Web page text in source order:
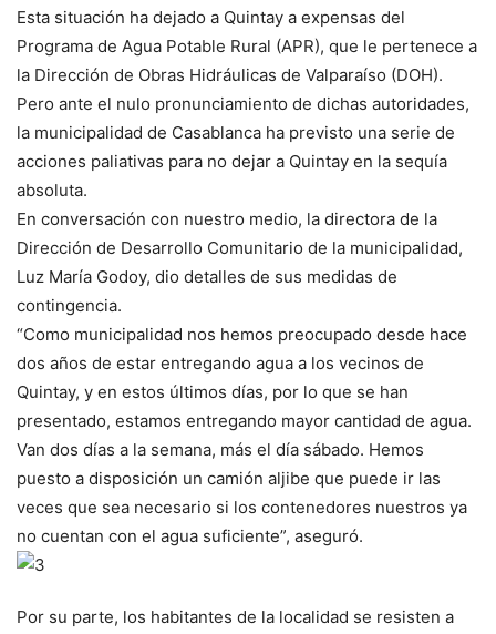
Esta situación ha dejado a Quintay a expensas del
Programa de Agua Potable Rural (APR), que le pertenece a
la Dirección de Obras Hidráulicas de Valparaíso (DOH).
Pero ante el nulo pronunciamiento de dichas autoridades,
la municipalidad de Casablanca ha previsto una serie de
acciones paliativas para no dejar a Quintay en la sequía
absoluta.
En conversación con nuestro medio, la directora de la
Dirección de Desarrollo Comunitario de la municipalidad,
Luz María Godoy, dio detalles de sus medidas de
contingencia.
“Como municipalidad nos hemos preocupado desde hace
dos años de estar entregando agua a los vecinos de
Quintay, y en estos últimos días, por lo que se han
presentado, estamos entregando mayor cantidad de agua.
Van dos días a la semana, más el día sábado. Hemos
puesto a disposición un camión aljibe que puede ir las
veces que sea necesario si los contenedores nuestros ya
no cuentan con el agua suficiente”, aseguró.
Por su parte, los habitantes de la localidad se resisten a